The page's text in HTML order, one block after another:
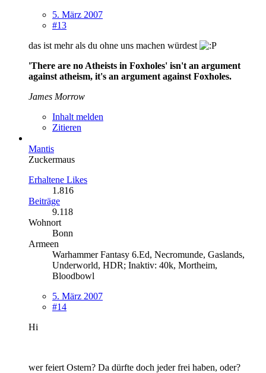
5. März 2007
#13
das ist mehr als du ohne uns machen würdest
'There are no Atheists in Foxholes' isn't an argument
against atheism, it's an argument against Foxholes.
James Morrow
Inhalt melden
Zitieren
Mantis
Zuckermaus
Erhaltene Likes
1.816
Beiträge
9.118
Wohnort
Bonn
Armeen
Warhammer Fantasy 6.Ed, Necromunde, Gaslands,
Underworld, HDR; Inaktiv: 40k, Mortheim,
Bloodbowl
5. März 2007
#14
Hi
wer feiert Ostern? Da dürfte doch jeder frei haben, oder?